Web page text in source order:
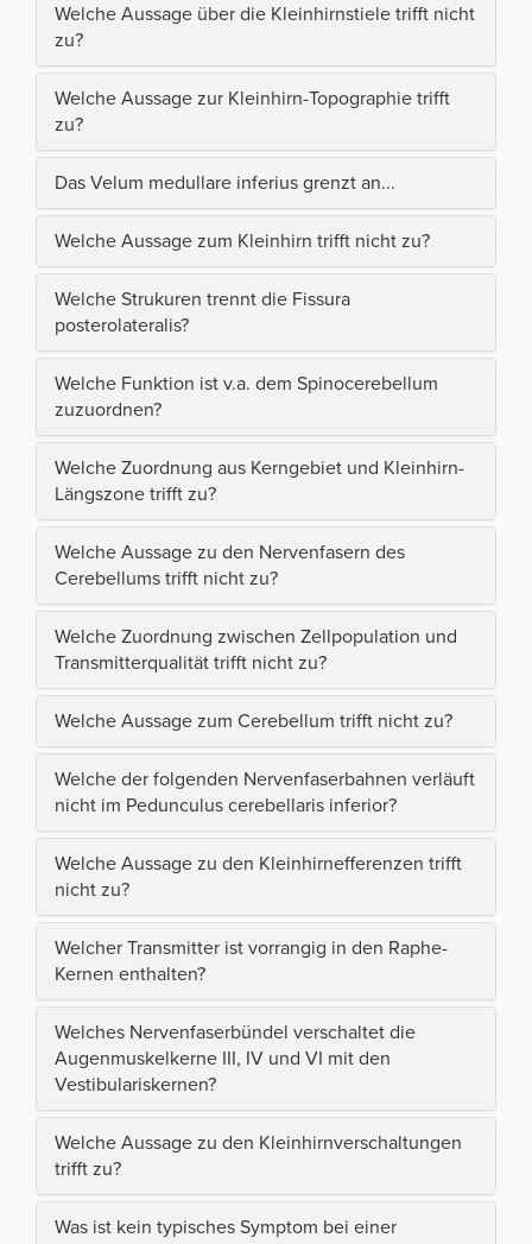
Welche Aussage über die Kleinhirnstiele trifft nicht
zu?
Welche Aussage zur Kleinhirn-Topographie trifft
zu?
Das Velum medullare inferius grenzt an...
Welche Aussage zum Kleinhirn trifft nicht zu?
Welche Strukuren trennt die Fissura
posterolateralis?
Welche Funktion ist v.a. dem Spinocerebellum
zuzuordnen?
Welche Zuordnung aus Kerngebiet und Kleinhirn-
Längszone trifft zu?
Welche Aussage zu den Nervenfasern des
Cerebellums trifft nicht zu?
Welche Zuordnung zwischen Zellpopulation und
Transmitterqualität trifft nicht zu?
Welche Aussage zum Cerebellum trifft nicht zu?
Welche der folgenden Nervenfaserbahnen verläuft
nicht im Pedunculus cerebellaris inferior?
Welche Aussage zu den Kleinhirnefferenzen trifft
nicht zu?
Welcher Transmitter ist vorrangig in den Raphe-
Kernen enthalten?
Welches Nervenfaserbündel verschaltet die
Augenmuskelkerne III, IV und VI mit den
Vestibulariskernen?
Welche Aussage zu den Kleinhirnverschaltungen
trifft zu?
Was ist kein typisches Symptom bei einer